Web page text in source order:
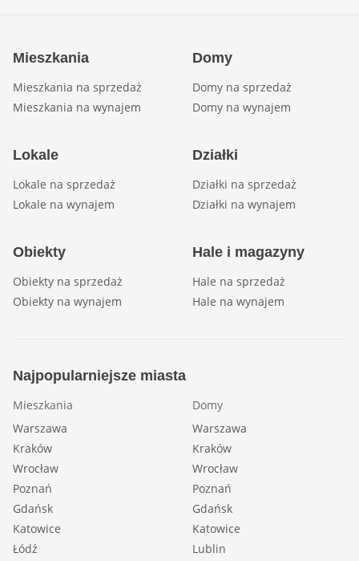
Mieszkania
Mieszkania na sprzedaż
Mieszkania na wynajem
Domy
Domy na sprzedaż
Domy na wynajem
Lokale
Lokale na sprzedaż
Lokale na wynajem
Działki
Działki na sprzedaż
Działki na wynajem
Obiekty
Obiekty na sprzedaż
Obiekty na wynajem
Hale i magazyny
Hale na sprzedaż
Hale na wynajem
Najpopularniejsze miasta
Mieszkania
Warszawa
Kraków
Wrocław
Poznań
Gdańsk
Katowice
Łódź
Domy
Warszawa
Kraków
Wrocław
Poznań
Gdańsk
Katowice
Lublin